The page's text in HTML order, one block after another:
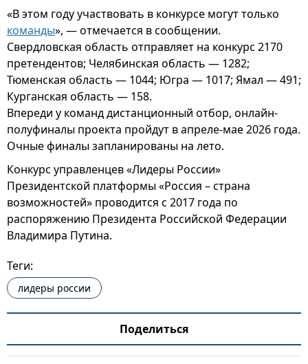
«В этом году участвовать в конкурсе могут только
команды», — отмечается в сообщении.
Свердловская область отправляет на конкурс 2170
претендентов; Челябинская область — 1282;
Тюменская область — 1044; Югра — 1017; Ямал — 491;
Курганская область — 158.
Впереди у команд дистанционный отбор, онлайн-
полуфиналы проекта пройдут в апреле-мае 2026 года.
Очные финалы запланированы на лето.
Конкурс управленцев «Лидеры России»
Президентской платформы «Россия – страна
возможностей» проводится с 2017 года по
распоряжению Президента Российской Федерации
Владимира Путина.
Теги:
лидеры россии
Поделиться